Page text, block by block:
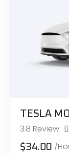
TESLA
3.8 Review 
$34.00 /